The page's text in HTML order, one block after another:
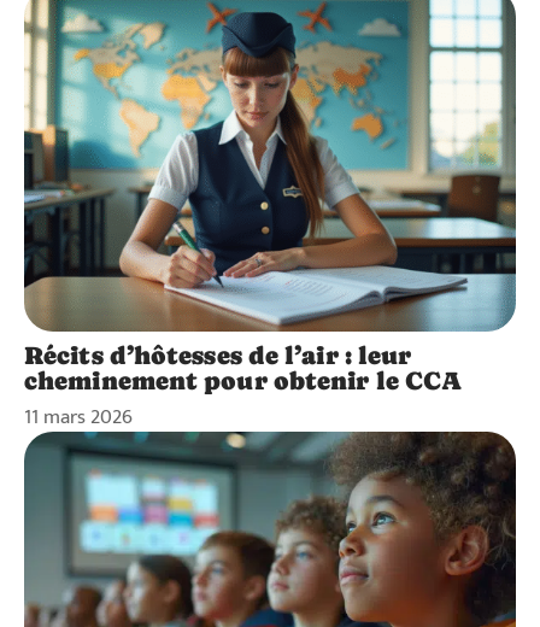
Récits d’hôtesses de l’air : leur
cheminement pour obtenir le CCA
11 mars 2026